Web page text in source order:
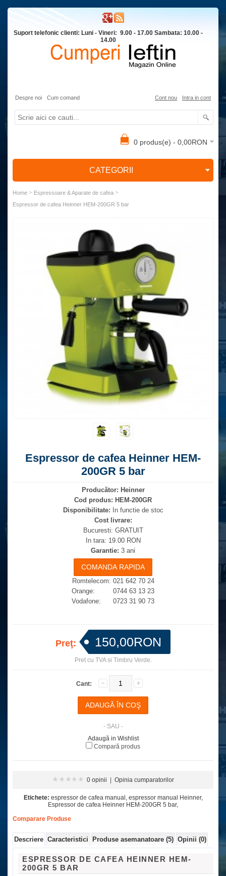
Suport telefonic clienti: Luni - Vineri: 9.00 - 17.00 Sambata: 10.00 -
14.00
Despre noi Cum comand Cont nou Intra in cont
0 produs(e) - 0,00RON
CATEGORII
Home > Espressoare & Aparate de cafea >
Espressor de cafea Heinner HEM-200GR 5 bar
Espressor de cafea Heinner HEM-
200GR 5 bar
Producător: Heinner
Cod produs: HEM-200GR
Disponibilitate: In functie de stoc
Cost livrare:
Bucuresti: GRATUIT
In tara: 19.00 RON
Garantie: 3 ani
Romtelecom: 021 642 70 24
Orange: 0744 63 13 23
Vodafone: 0723 31 90 73
Preţ: 150,00RON
Pret cu TVA si Timbru Verde.
Cant:
- SAU -
Adaugă in Wishlist
Compară produs
0 opinii Opinia cumparatorilor
Etichete: espressor de cafea manual , espressor manual Heinner,
Espressor de cafea Heinner HEM-200GR 5 bar,
Comparare Produse
Descriere Caracteristici Produse asemanatoare (5) Opinii (0)
ESPRESSOR DE CAFEA HEINNER HEM-
200GR 5 BAR